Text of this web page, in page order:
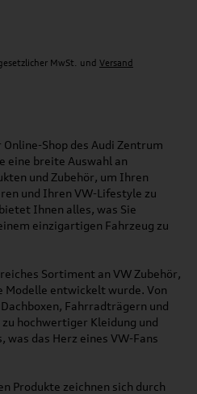
MwSt. und Versand
Online-Shop des Audi Zentrum
eine breite Auswahl an
und Zubehör, um Ihren
und Ihren VW-Lifestyle zu
Ihnen alles, was Sie
einzigartigen Fahrzeug zu
Sortiment an VW Zubehör,
Modelle entwickelt wurde. Von
Fahrradträgern und
hochwertiger Kleidung und
was das Herz eines VW-Fans
Produkte zeichnen sich durch